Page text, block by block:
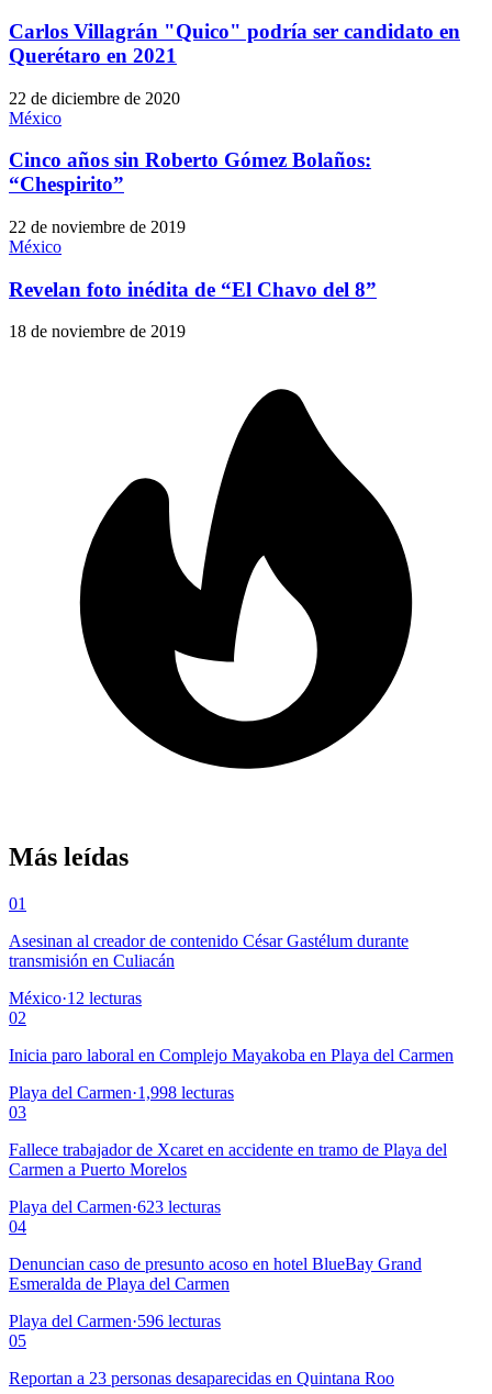
Carlos Villagrán "Quico" podría ser candidato en
Querétaro en 2021
22 de diciembre de 2020
México
Cinco años sin Roberto Gómez Bolaños:
“Chespirito”
22 de noviembre de 2019
México
Revelan foto inédita de “El Chavo del 8”
18 de noviembre de 2019
Más leídas
01
Asesinan al creador de contenido César Gastélum durante
transmisión en Culiacán
México·12 lecturas
02
Inicia paro laboral en Complejo Mayakoba en Playa del Carmen
Playa del Carmen·1,998 lecturas
03
Fallece trabajador de Xcaret en accidente en tramo de Playa del
Carmen a Puerto Morelos
Playa del Carmen·623 lecturas
04
Denuncian caso de presunto acoso en hotel BlueBay Grand
Esmeralda de Playa del Carmen
Playa del Carmen·596 lecturas
05
Reportan a 23 personas desaparecidas en Quintana Roo